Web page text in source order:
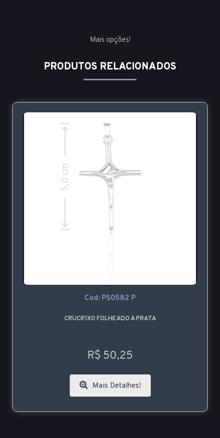
Mais opções!
PRODUTOS RELACIONADOS
Cod: PS0582 P
CRUCIFIXO FOLHEADO A PRATA
R$ 50,25
Mais Detalhes!